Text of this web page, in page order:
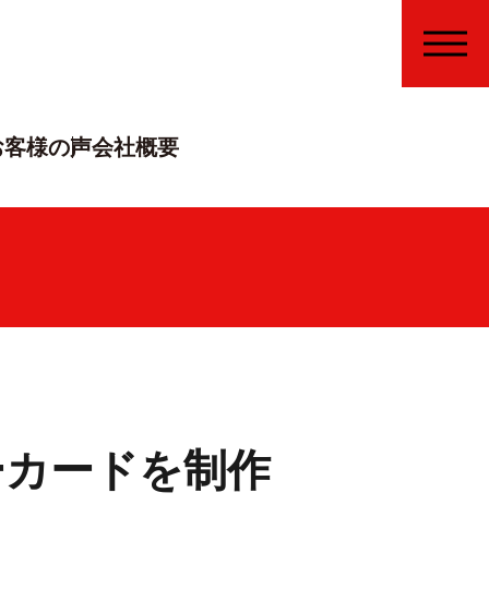
様の声会社概要
ードを制作
MENU